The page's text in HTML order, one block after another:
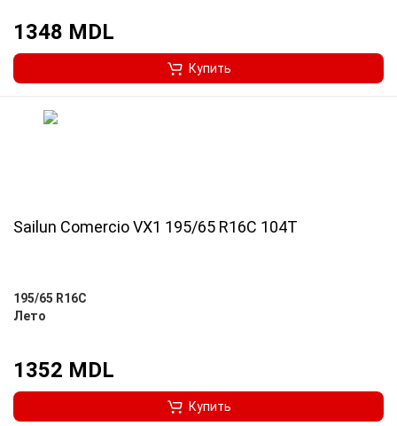
1348 MDL
Купить
Sailun Comercio VX1 195/65 R16C 104T
195/65 R16C
Лето
1352 MDL
Купить